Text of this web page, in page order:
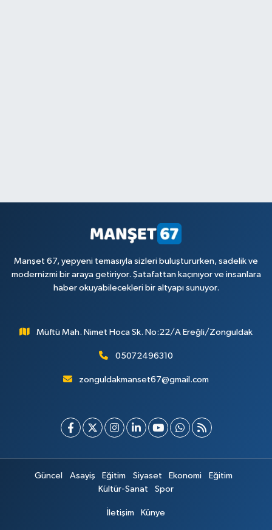
Manşet 67, yepyeni temasıyla sizleri buluştururken, sadelik ve
modernizmi bir araya getiriyor. Şatafattan kaçınıyor ve insanlara
haber okuyabilecekleri bir altyapı sunuyor.
Müftü Mah. Nimet Hoca Sk. No:22/A Ereğli/Zonguldak
05072496310
zonguldakmanset67@gmail.com
Güncel Asayiş Eğitim Siyaset Ekonomi
Eğitim
Kültür-Sanat
Spor
İletişim Künye